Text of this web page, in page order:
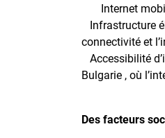
Internet
Infrastructure
connectivité et
Accessibilité
Bulgarie , où
Des facteurs